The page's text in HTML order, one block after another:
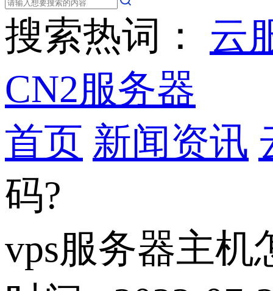
搜索热词： 云
CN2服务器
首页 新闻资讯
码?
vps服务器主机